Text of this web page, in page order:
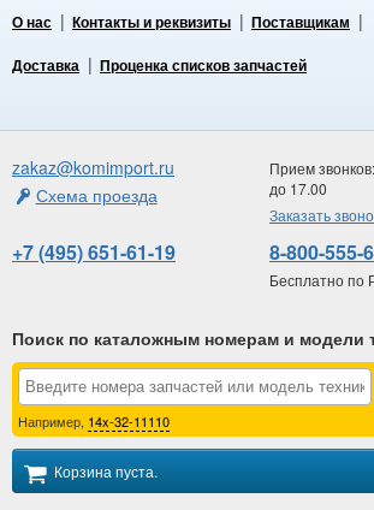
О нас Контакты и реквизиты
Поставщикам
Доставка
Проценка списков запчастей
zakaz@komimport.ru
Схема проезда
Прием
до 17.00
Заказать
+7 (495) 651-61-19 8-800-555-
Бесплатно по
Поиск по каталожным номерам и модели
Например, 14x-32-11110
Корзина пуста.